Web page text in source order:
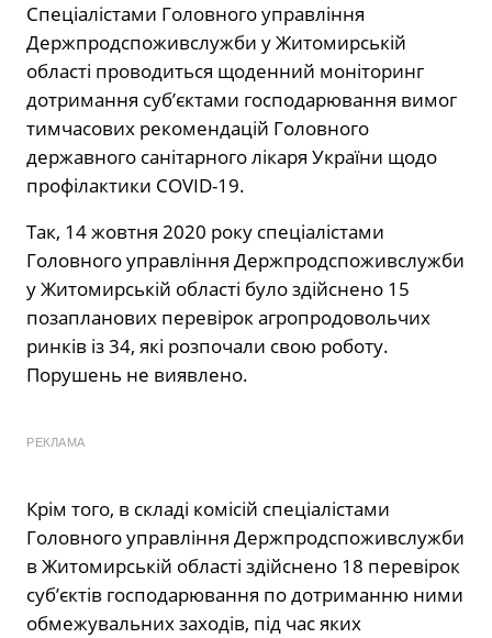
Спеціалістами Головного управління
Держпродспоживслужби у Житомирській
області проводиться щоденний моніторинг
дотримання суб’єктами господарювання вимог
тимчасових рекомендацій Головного
державного санітарного лікаря України щодо
профілактики COVID-19.
Так, 14 жовтня 2020 року спеціалістами
Головного управління Держпродспоживслужби
у Житомирській області було здійснено 15
позапланових перевірок агропродовольчих
ринків із 34, які розпочали свою роботу.
Порушень не виявлено.
РЕКЛАМА
Крім того, в складі комісій спеціалістами
Головного управління Держпродспоживслужби
в Житомирській області здійснено 18 перевірок
суб’єктів господарювання по дотриманню ними
обмежувальних заходів, під час яких